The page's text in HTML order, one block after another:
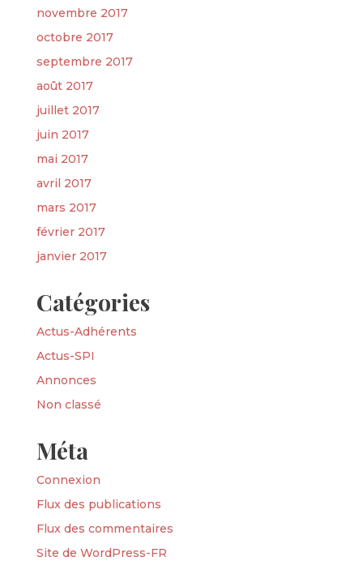
novembre 2017
octobre 2017
septembre 2017
août 2017
juillet 2017
juin 2017
mai 2017
avril 2017
mars 2017
février 2017
janvier 2017
Catégories
Actus-Adhérents
Actus-SPI
Annonces
Non classé
Méta
Connexion
Flux des publications
Flux des commentaires
Site de WordPress-FR